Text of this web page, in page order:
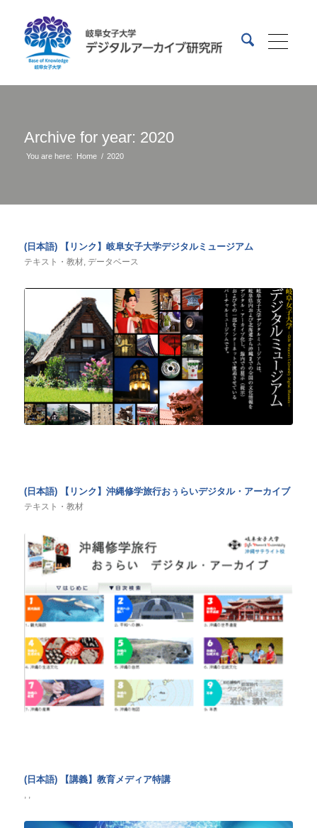
Archive for year: 2020
You are here: Home / 2020
(日本語) 【リンク】岐阜女子大学デジタルミュージアム
テキスト・教材, データベース
(日本語) 【リンク】沖縄修学旅行おぅらいデジタル・アーカイブ
テキスト・教材
(日本語) 【講義】教育メディア特講